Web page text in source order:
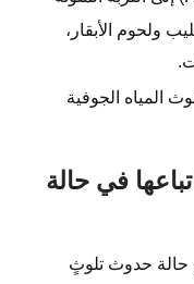
ولحوم الأبقار،
المياه الجوفية
في حالة
حالة حدوث تلوثٍ